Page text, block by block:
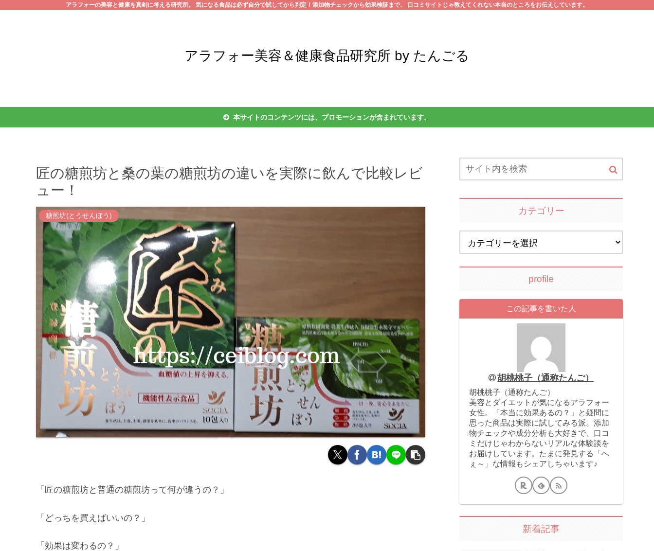
アラフォーの美容と健康を真剣に考える研究所。 気になる食品は必ず自分で試してから判定！添加物チェックから効果検証まで、 口コミサイトじゃ教えてくれない本当のところをお伝えしています。
アラフォー美容＆健康食品研究所 by たんごる
本サイトのコンテンツには、プロモーションが含まれています。
匠の糖煎坊と桑の葉の糖煎坊の違いを実際に飲んで比較レビ
ュー！
糖煎坊(とうせんぼう)
「匠の糖煎坊と普通の糖煎坊って何が違うの？」
「どっちを買えばいいの？」
「効果は変わるの？」
カテゴリー
profile
この記事を書いた人
胡桃桃子（通称たんご）
胡桃桃子（通称たんご）
美容とダイエットが気になるアラフォー
女性。「本当に効果あるの？」と疑問に
思った商品は実際に試してみる派。添加
物チェックや成分分析も大好きで、口コ
ミだけじゃわからないリアルな体験談を
お届けしています。たまに発見する「へ
ぇ～」な情報もシェアしちゃいます♪
新着記事